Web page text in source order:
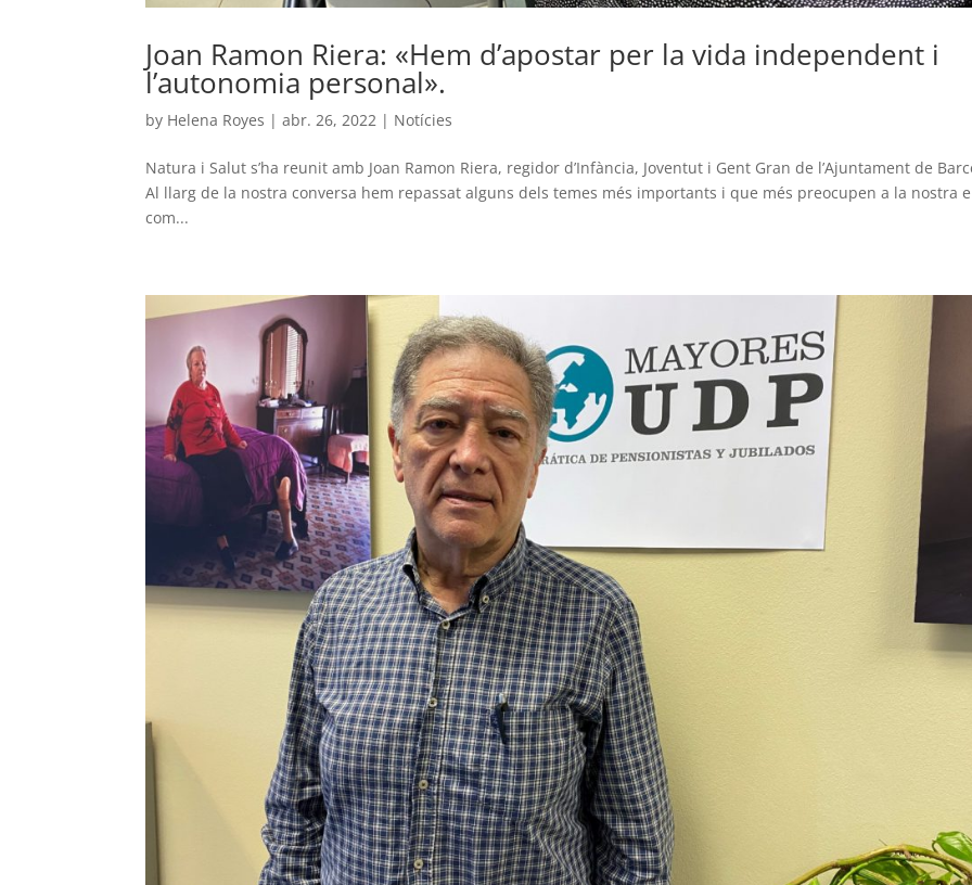
Joan Ramon Riera: «Hem d’apostar per la vida independent i
l’autonomia personal».
by Helena Royes |abr. 26, 2022 | Notícies
Natura i Salut s’ha reunit amb Joan Ramon Riera, regidor d’Infància, Joventut i Gent Gran de l’Ajuntament de
Al llarg de la nostra conversa hem repassat alguns dels temes més importants i que més preocupen a la nostra
com...